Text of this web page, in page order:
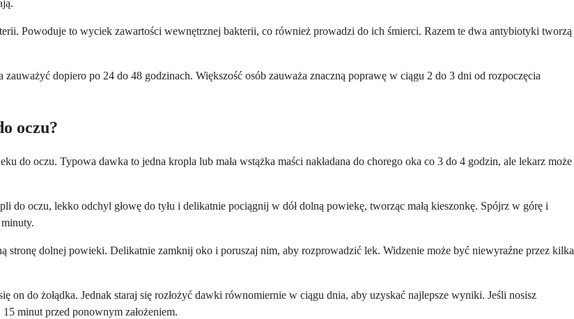
Powoduje to wyciek zawartości wewnętrznej bakterii, co również prowadzi do ich śmierci. Razem te dwa antybiotyki tworzą
dopiero po 24 do 48 godzinach. Większość osób zauważa znaczną poprawę w ciągu 2 do 3 dni od rozpoczęcia
oczu?
do oczu. Typowa dawka to jedna kropla lub mała wstążka maści nakładana do chorego oka co 3 do 4 godzin, ale lekarz może
do oczu, lekko odchyl głowę do tyłu i delikatnie pociągnij w dół dolną powiekę, tworząc małą kieszonkę. Spójrz w górę i
stronę dolnej powieki. Delikatnie zamknij oko i poruszaj nim, aby rozprowadzić lek. Widzenie może być niewyraźne przez kilka
on do żołądka. Jednak staraj się rozłożyć dawki równomiernie w ciągu dnia, aby uzyskać najlepsze wyniki. Jeśli nosisz
minut przed ponownym założeniem.